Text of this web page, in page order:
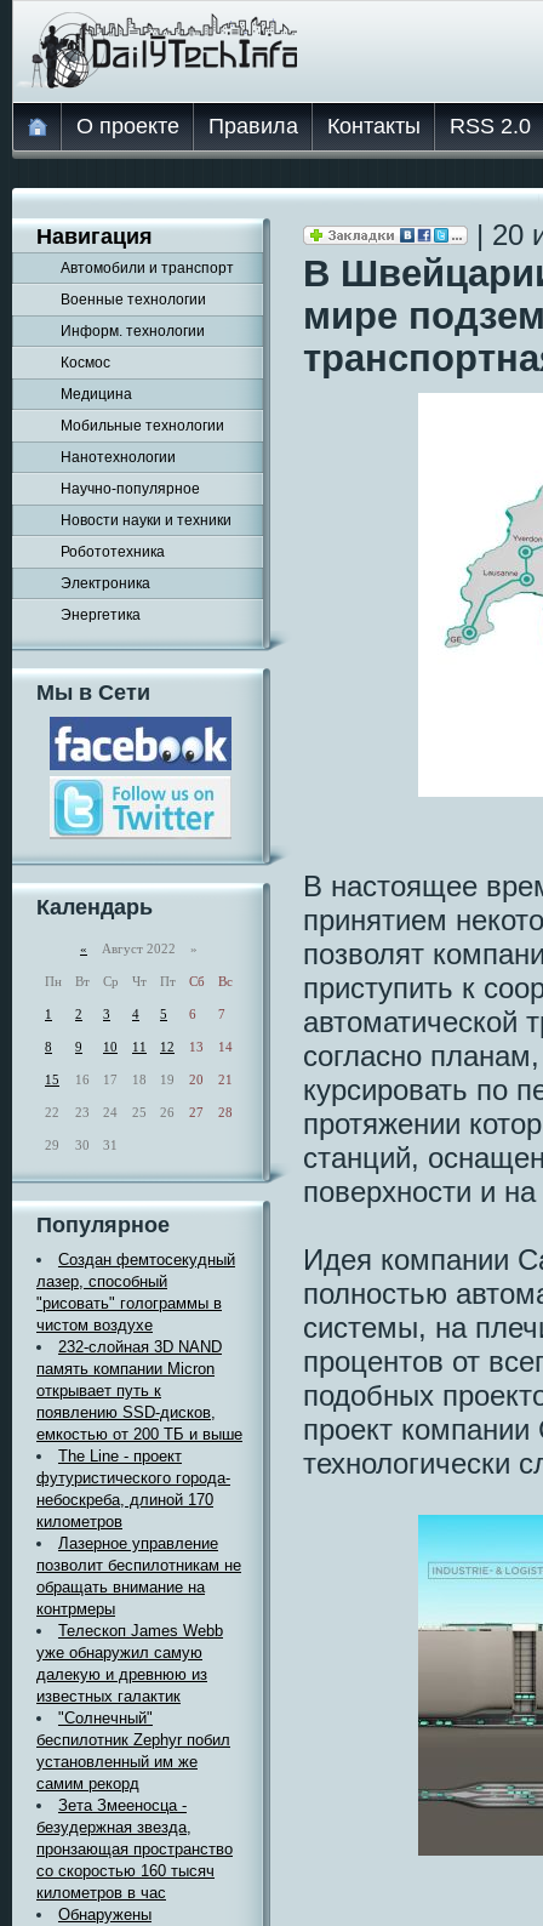
О проекте Правила Контакты RSS 2.0
Навигация
Автомобили и транспорт
Военные технологии
Информ. технологии
Космос
Медицина
Мобильные технологии
Нанотехнологии
Научно-популярное
Новости науки и техники
Робототехника
Электроника
Энергетика
Мы в Сети
Календарь
« Август 2022 »
Пн Вт Ср Чт Пт Сб Вс
1 2 3 4 5 6 7
8 9 10 11 12 13 14
15 16 17 18 19 20 21
22 23 24 25 26 27 28
29 30 31
Популярное
Создан фемтосекудный
лазер, способный
"рисовать" голограммы в
чистом воздухе
232-слойная 3D NAND
память компании Micron
открывает путь к
появлению SSD-дисков,
емкостью от 200 ТБ и выше
The Line - проект
футуристического города-
небоскреба, длиной 170
километров
Лазерное управление
позволит беспилотникам не
обращать внимание на
контрмеры
Телескоп James Webb
уже обнаружил самую
далекую и древнюю из
известных галактик
"Солнечный"
беспилотник Zephyr побил
установленный им же
самим рекорд
Зета Змееносца -
безудержная звезда,
пронзающая пространство
со скоростью 160 тысяч
километров в час
Обнаружены
| 20
В
мире
В настоящее
принятием
позволят
приступить к
автоматической
согласно
курсировать по
протяжении
станций,
поверхности и
Идея компании
полностью
системы, на
процентов от
подобных
проект
технологически